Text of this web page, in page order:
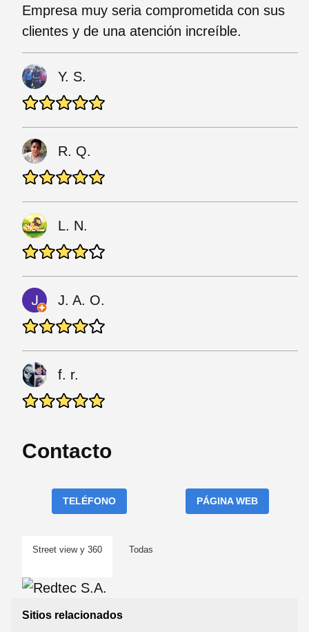
Empresa muy seria comprometida con sus
clientes y de una atención increíble.
Y. S.
R. Q.
L. N.
J. A. O.
f. r.
Contacto
TELÉFONO PÁGINA WEB
Street view y 360 Todas
Sitios relacionados